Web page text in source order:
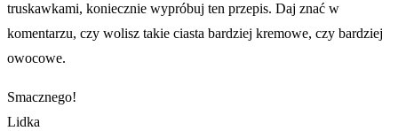
truskawkami, koniecznie wypróbuj ten przepis. Daj znać w
komentarzu, czy wolisz takie ciasta bardziej kremowe, czy bardziej
owocowe.
Smacznego!
Lidka